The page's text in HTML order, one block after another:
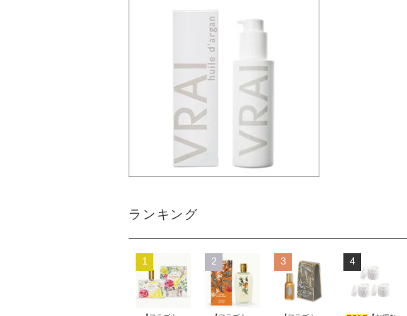
ランキング
1 2 3 4